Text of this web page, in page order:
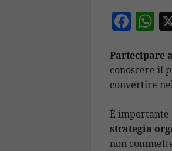
F
e
b
o
o
k
W
at
s
A
p
p
Partecipare
conoscere il
convertire
È importante
strategia
non